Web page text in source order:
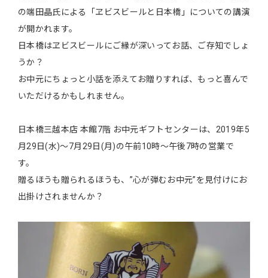
の端田晶氏による「ヱビスビールと日本橋」についての講演
が開かれます。
日本橋はヱビスビールにご縁が深いってお話、ご存知でしょ
うか？
お中元にちょっと小話を添えてお贈りすれば、もっと喜んで
いただけるかもしれません。
日本橋三越本店 本館7階 お中元ギフトセンターは、2019年5
月29日(水)～7月29日(月)の午前10時～午後7時の営業で
す。
贈るほうも贈られるほうも、”心が弾むお中元”を見付けにお
出掛けされませんか？